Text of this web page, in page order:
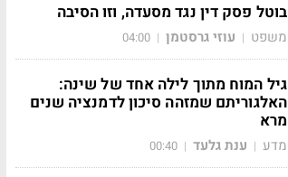
בוטל פסק דין נגד מסעדה, וזו הסיבה
משפט | עוזי גרסטמן |
04:00
גיל המוח מתוך לילה אחד של שינה:
האלגוריתם שמזהה סיכון לדמנציה שנים
מרא
מדע | ענת גלעד |
00:40